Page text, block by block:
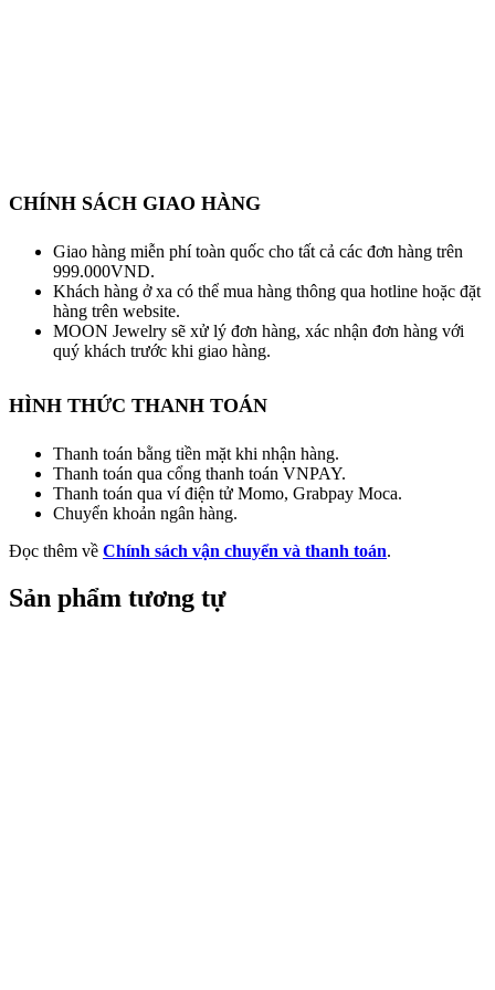
CHÍNH SÁCH GIAO HÀNG
Giao hàng miễn phí toàn quốc cho tất cả các đơn hàng trên
999.000VND.
Khách hàng ở xa có thể mua hàng thông qua hotline hoặc đặt
hàng trên website.
MOON Jewelry sẽ xử lý đơn hàng, xác nhận đơn hàng với
quý khách trước khi giao hàng.
HÌNH THỨC THANH TOÁN
Thanh toán bằng tiền mặt khi nhận hàng.
Thanh toán qua cổng thanh toán VNPAY.
Thanh toán qua ví điện tử Momo, Grabpay Moca.
Chuyển khoản ngân hàng.
Đọc thêm về Chính sách vận chuyển và thanh toán.
Sản phẩm tương tự